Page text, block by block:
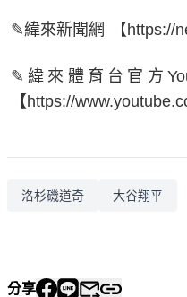
✎緯來新聞網 【https://
✎緯來體育台官方
【https://
洛杉磯道奇 大谷翔平
分享